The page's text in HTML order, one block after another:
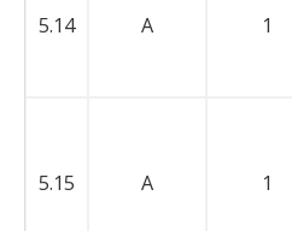
5.14 A 1
5.15 A 1